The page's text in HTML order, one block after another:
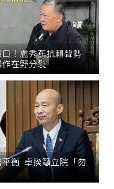
！盧秀燕抗賴聲勢
在野分裂
衡 卓揆籲立院「勿